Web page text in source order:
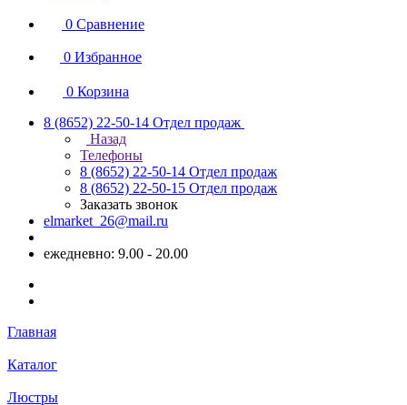
0 Сравнение
0 Избранное
0 Корзина
8 (8652) 22-50-14 Отдел продаж
Назад
Телефоны
8 (8652) 22-50-14 Отдел продаж
8 (8652) 22-50-15 Отдел продаж
Заказать звонок
elmarket_26@mail.ru
ежедневно: 9.00 - 20.00
Главная
Каталог
Люстры